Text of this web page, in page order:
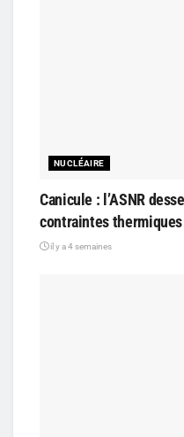
NUCLÉAIRE
Canicule : l’ASNR
contraintes
il y a 4 semaines